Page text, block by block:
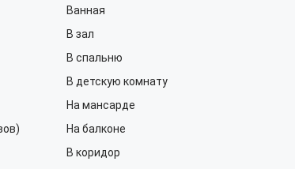
Ванная
В зал
В спальню
В детскую комнату
На мансарде
На балконе
В коридор